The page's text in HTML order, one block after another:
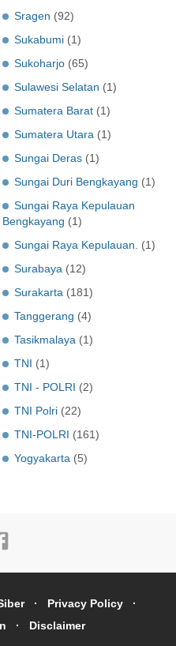
Sragen (92)
Sukabumi (1)
Sukoharjo (65)
Sulawesi Selatan (1)
Sumatera Barat (1)
Sumatera Utara (1)
Sungai Deras (1)
Sungai Duri Bengkayang (1)
Sungai Raya Kepulauan
Bengkayang (1)
Sungai Raya Kepulauan.
(1)
Surabaya (12)
Surakarta (181)
Tanggerang (4)
Tasikmalaya (1)
TNI (1)
TNI - POLRI (2)
TNI Polri (22)
TNI-POLRI (161)
Yogyakarta (5)
Privacy Policy
Disclaimer